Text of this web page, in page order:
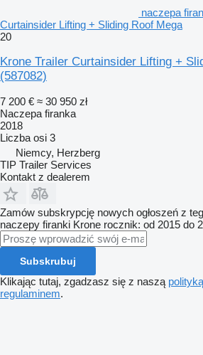
naczepa
Curtainsider Lifting + Sliding Roof Mega
20
Krone Trailer Curtainsider Lifting +
(587082)
7 200 € ≈ 30 950 zł
Naczepa firanka
2018
Liczba osi 3
Niemcy, Herzberg
TIP Trailer Services
Kontakt z dealerem
Zamów subskrypcję nowych ogłoszeń z
naczepy firanki Krone rocznik: od 2015 do
Subskrubuj
Klikając tutaj, zgadzasz się z naszą
regulaminem.